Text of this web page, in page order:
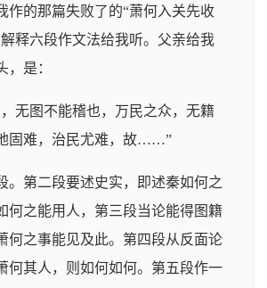
作的那篇失败了的“萧何入关先收
释六段作文法给我听。父亲给我
，是：
无图不能稽也，万民之众，无籍
固难，治民尤难，故……”
。第二段要述史实，即述秦如何之
何之能用人，第三段当论能得图籍
何之事能见及此。第四段从反面论
何其人，则如何如何。第五段作一